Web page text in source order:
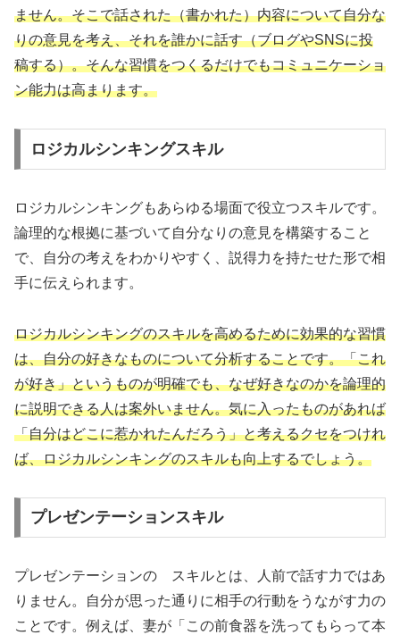
ません。そこで話された（書かれた）内容について自分な
りの意見を考え、それを誰かに話す（ブログやSNSに投
稿する）。そんな習慣をつくるだけでもコミュニケーショ
ン能力は高まります。
ロジカルシンキングスキル
ロジカルシンキングもあらゆる場面で役立つスキルです。
論理的な根拠に基づいて自分なりの意見を構築すること
で、自分の考えをわかりやすく、説得力を持たせた形で相
手に伝えられます。
ロジカルシンキングのスキルを高めるために効果的な習慣
は、自分の好きなものについて分析することです。「これ
が好き」というものが明確でも、なぜ好きなのかを論理的
に説明できる人は案外いません。気に入ったものがあれば
「自分はどこに惹かれたんだろう」と考えるクセをつけれ
ば、ロジカルシンキングのスキルも向上するでしょう。
プレゼンテーションスキル
プレゼンテーションの スキルとは、人前で話す力ではあ
りません。自分が思った通りに相手の行動をうながす力の
ことです。例えば、妻が「この前食器を洗ってもらって本